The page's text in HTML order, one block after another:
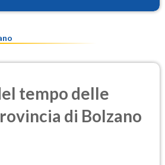
tempo delle
di Bolzano